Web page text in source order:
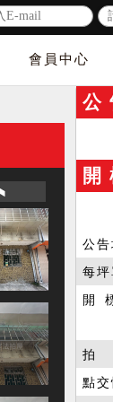
會員中心
公
開
公
每
開
拍
點